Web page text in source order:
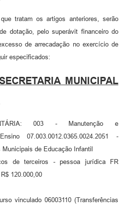
tratam os artigos anteriores, serão
dotação, pelo superávit financeiro do
de arrecadação no exercício de
especificados:
MUNICIPAL
003 - Manutenção e
Ensino07.003.0012.0365.0024.2051 -
de Educação Infantil
de terceiros - pessoa jurídica FR
120.000,00
vinculado 06003110 (Transferências